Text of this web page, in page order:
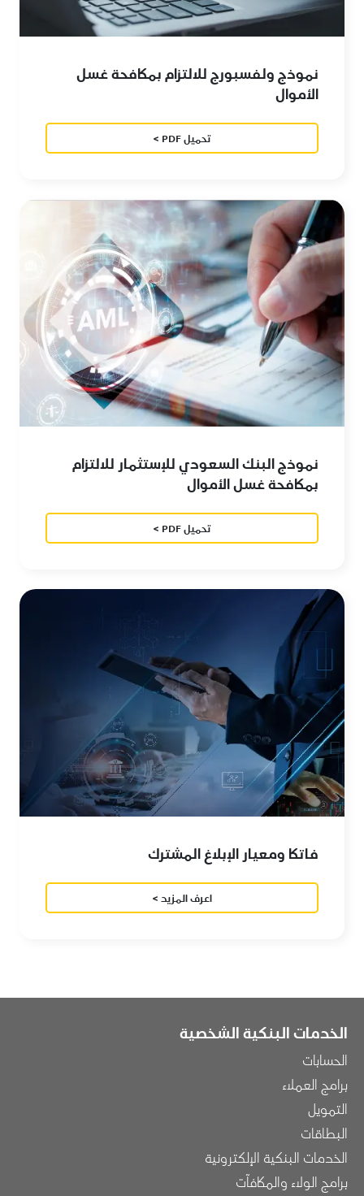
نموذج ولفسبورج للالتزام بمكافحة غسل
الأموال
تحميل PDF >
نموذج البنك السعودي للإستثمار للالتزام
بمكافحة غسل الأموال
تحميل PDF >
فاتكا ومعيار الإبلاغ المشترك
اعرف المزيد >
الخدمات البنكية الشخصية
الحسابات
برامج العملاء
التمويل
البطاقات
الخدمات البنكية الإلكترونية
برامج الولاء والمكافآت